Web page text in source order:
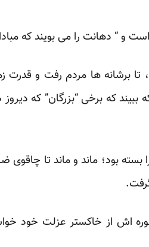
و “ دهانت را می بویند که
ها مردم رفت و قدرت
که برخی “بزرگان” که دیروز
بسته بود؛ ماند و ماند تا
اش از خاکستر عزلت خود